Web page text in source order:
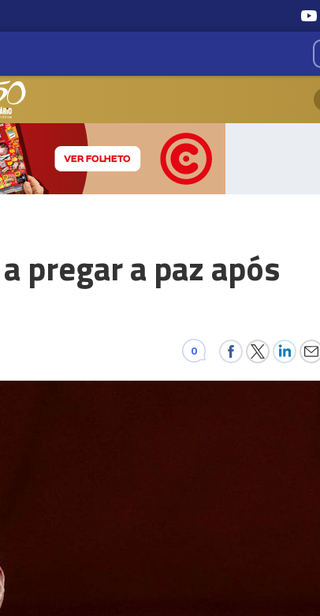
pregar a paz após
0